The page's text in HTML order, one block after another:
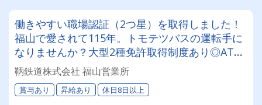
働きやすい職場認証（2つ星）を取得しました！
福山で愛されて115年。トモテツバスの運転手に
なりませんか？大型2種免許取得制度あり◎AT普
通免許があれば応募可能です♪
鞆鉄道株式会社 福山営業所
賞与あり 昇給あり 休日8日以上